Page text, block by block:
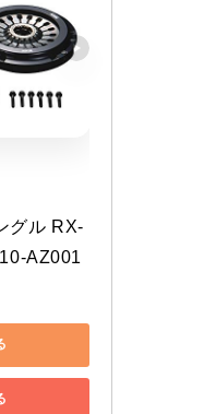
グル RX-
AZ001